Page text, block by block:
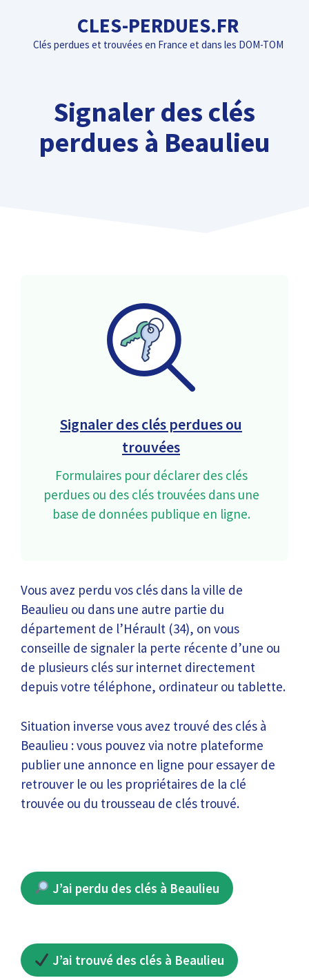
contenu
CLES-PERDUES.FR
Clés perdues et trouvées en France et dans les DOM-TOM
Signaler des clés
perdues à Beaulieu
Signaler des clés perdues ou
trouvées
Formulaires pour déclarer des clés
perdues ou des clés trouvées dans une
base de données publique en ligne.
Vous avez perdu vos clés dans la ville de
Beaulieu ou dans une autre partie du
département de l’Hérault (34), on vous
conseille de signaler la perte récente d’une ou
de plusieurs clés sur internet directement
depuis votre téléphone, ordinateur ou tablette.
Situation inverse vous avez trouvé des clés à
Beaulieu : vous pouvez via notre plateforme
publier une annonce en ligne pour essayer de
retrouver le ou les propriétaires de la clé
trouvée ou du trousseau de clés trouvé.
J’ai perdu des clés à Beaulieu
J’ai trouvé des clés à Beaulieu